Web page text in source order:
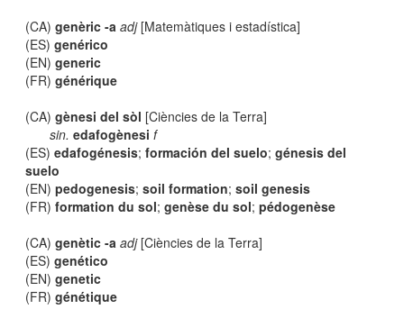
(CA)genèric -a adj[Matemàtiques i estadística]
(ES)genérico
(EN)generic
(FR)générique
(CA)gènesi del sòl [Ciències de la Terra]
sin. edafogènesi f
(ES)edafogénesis;formación del suelo;génesis del
suelo
(EN)pedogenesis;soil formation;soil genesis
(FR)formation du sol;genèse du sol;pédogenèse
(CA)genètic -a adj[Ciències de la Terra]
(ES)genético
(EN)genetic
(FR)génétique